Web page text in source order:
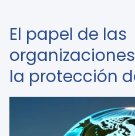
El papel de las
la protección